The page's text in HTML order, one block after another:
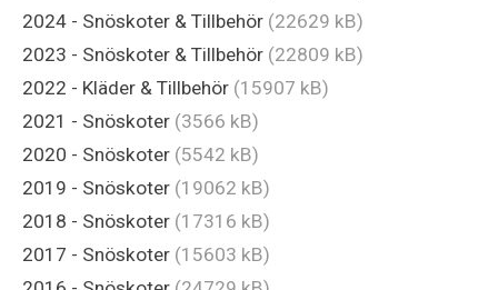
2024 - Snöskoter & Tillbehör (22629 kB)
2023 - Snöskoter & Tillbehör (22809 kB)
2022 - Kläder & Tillbehör (15907 kB)
2021 - Snöskoter (3566 kB)
2020 - Snöskoter (5542 kB)
2019 - Snöskoter (19062 kB)
2018 - Snöskoter (17316 kB)
2017 - Snöskoter (15603 kB)